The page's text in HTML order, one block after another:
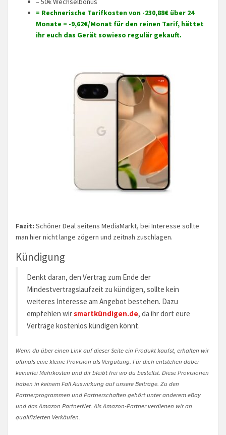
= Rechnerische Tarifkosten von -230,88€ über 24
Monate = -9,62€/Monat für den reinen Tarif, hättet
ihr euch das Gerät sowieso regulär gekauft.
Fazit: Schöner Deal seitens MediaMarkt, bei Interesse sollte
man hier nicht lange zögern und zeitnah zuschlagen.
Kündigung
Denkt daran, den Vertrag zum Ende der
Mindestvertragslaufzeit zu kündigen, sollte kein
weiteres Interesse am Angebot bestehen. Dazu
empfehlen wirsmartkündigen.de, da ihr dort eure
Verträge kostenlos kündigen könnt.
Wenn du über einen Link auf dieser Seite ein Produkt kaufst, erhalten wir
oftmals eine kleine Provision als Vergütung. Für dich entstehen dabei
keinerlei Mehrkosten und dir bleibt frei wo du bestellst. Diese Provisionen
haben in keinem Fall Auswirkung auf unsere Beiträge. Zu den
Partnerprogrammen und Partnerschaften gehört unter anderem eBay
und das Amazon PartnerNet. Als Amazon-Partner verdienen wir an
qualifizierten Verkäufen.